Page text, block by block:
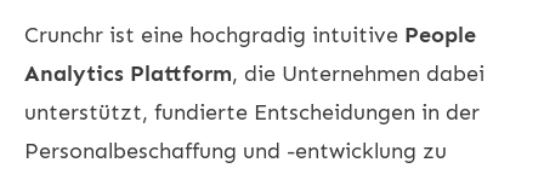
Crunchr ist eine hochgradig intuitive People
Analytics Plattform, die Unternehmen dabei
unterstützt, fundierte Entscheidungen in der
Personalbeschaffung und -entwicklung zu